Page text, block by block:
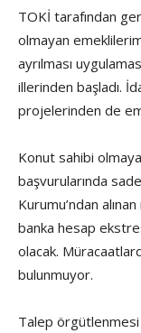
TOKİ tarafından
olmayan
ayrılması
illerinden başladı.
projelerinden de
Konut sahibi
başvurularında
Kurumu’ndan
banka hesap
olacak.
bulunmuyor.
Talep